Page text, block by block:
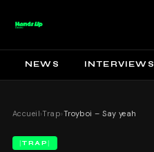
NEWS INTERVIEWS
Accueil›Trap›Troyboi – Say yeah
TRAP